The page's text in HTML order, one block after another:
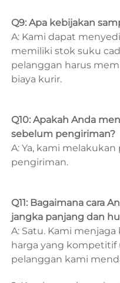
Q9: Apa kebijakan
A: Kami dapat
memiliki stok suku
pelanggan harus
biaya kurir.
Q10: Apakah Anda
sebelum pengiriman?
A: Ya, kami
pengiriman.
Q11: Bagaimana cara
jangka panjang dan
A: Satu. Kami
harga yang
pelanggan kami